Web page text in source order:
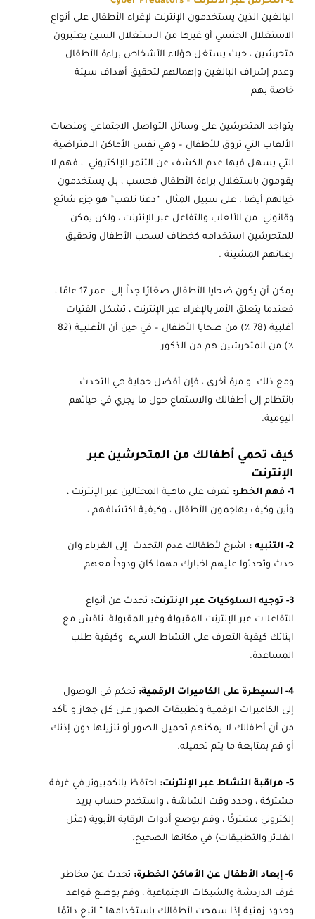
البالغين الذين يستخدمون الإنترنت لإغراء الأطفال على أنواع
الاستغلال الجنسي أو غيرها من الاستغلال السيئ يعتبرون
متحرشين ، حيث يستغل هؤلاء الأشخاص براءة الأطفال
وعدم إشراف البالغين وإهمالهم لتحقيق أهداف سيئة
خاصة بهم
يتواجد المتحرشين على وسائل التواصل الاجتماعي ومنصات
الألعاب التي تروق للأطفال – وهي نفس الأماكن الافتراضية
التي يسهل فيها عدم الكشف عن التنمر الإلكتروني ، فهم لا
يقومون باستغلال براءة الأطفال فحسب ، بل يستخدمون
خيالهم أيضا ، على سبيل المثال “دعنا نلعب” هو جزء شائع
وقانوني من الألعاب والتفاعل عبر الإنترنت ، ولكن يمكن
للمتحرشين استخدامه كخطاف لسحب الأطفال وتحقيق
رغباتهم المشينة .
يمكن أن يكون ضحايا الأطفال صغارًا جداََ إلى عمر 17 عامًا ،
فعندما يتعلق الأمر بالإغراء عبر الإنترنت ، تشكل الفتيات
أغلبية (78 ٪) من ضحايا الأطفال – في حين أن الأغلبية (82
٪) من المتحرشين هم من الذكور
ومع ذلك و مرة أخرى ، فإن أفضل حماية هي التحدث
بانتظام إلى أطفالك والاستماع حول ما يجري في حياتهم
اليومية.
كيف تحمي أطفالك من المتحرشين عبر
الإنترنت
1- فهم الخطر:
تعرف على ماهية المحتالين عبر الإنترنت ،
وأين وكيف يهاجمون الأطفال ، وكيفية اكتشافهم ،
2- التنبيه :
اشرح لأطفالك عدم التحدث إلى الغرباء وان
حدث وتحدثوا عليهم اخبارك مهما كان ودوداََ معهم
3- توجيه السلوكيات عبر الإنترنت:
تحدث عن أنواع
التفاعلات عبر الإنترنت المقبولة وغير المقبولة. ناقش مع
ابنائك كيفية التعرف على النشاط السيء وكيفية طلب
المساعدة.
4- السيطرة على الكاميرات الرقمية:
تحكم في الوصول
إلى الكاميرات الرقمية وتطبيقات الصور على كل جهاز و تأكد
من أن أطفالك لا يمكنهم تحميل الصور أو تنزيلها دون إذنك
أو قم بمتابعة ما يتم تحميله.
5- مراقبة النشاط عبر الإنترنت:
احتفظ بالكمبيوتر في غرفة
مشتركة ، وحدد وقت الشاشة ، واستخدم حساب بريد
إلكتروني مشتركًا ، وقم بوضع أدوات الرقابة الأبوية (مثل
الفلاتر والتطبيقات) في مكانها الصحيح.
6- إبعاد الأطفال عن الأماكن الخطرة:
تحدث عن مخاطر
غرف الدردشة والشبكات الاجتماعية ، وقم بوضع قواعد
وحدود زمنية إذا سمحت لأطفالك باستخدامها ” اتبع دائمًا